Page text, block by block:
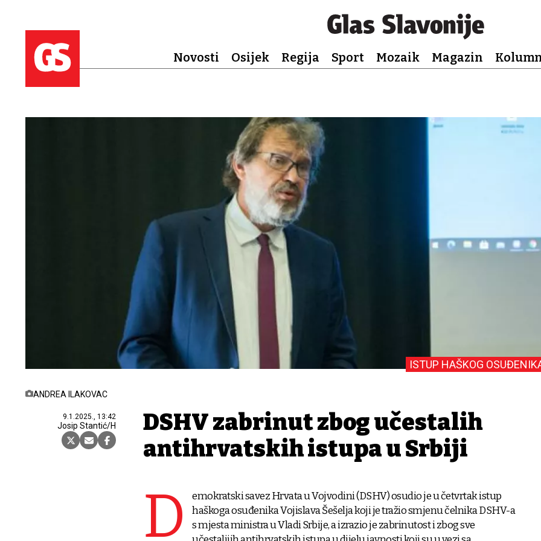
Novosti Osijek Regija Sport Mozaik Magazin
ANDREA ILAKOVAC
9.1.2025., 13:42
Josip Stantić/H
ISTUP HAŠKOG
DSHV zabrinut zbog učestalih
antihrvatskih istupa u Srbiji
D
emokratski savez Hrvata u Vojvodini (DSHV) osudio je u četvrtak istup
haškoga osuđenika Vojislava Šešelja koji je tražio smjenu čelnika DSHV-a
s mjesta ministra u Vladi Srbije, a izrazio je zabrinutost i zbog sve